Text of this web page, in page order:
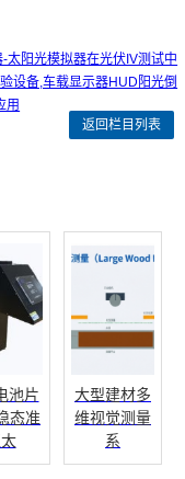
太阳光模拟器在光伏IV测试中
设备,车载显示器HUD阳光倒
用
返回栏目列表
池片
态准
大型建材多
维视觉测量
系